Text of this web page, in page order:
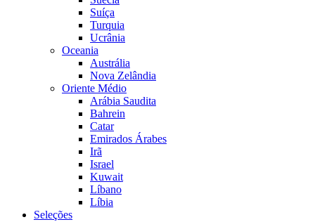
Suíça
Turquia
Ucrânia
Oceania
Austrália
Nova Zelândia
Oriente Médio
Arábia Saudita
Bahrein
Catar
Emirados Árabes
Irã
Israel
Kuwait
Líbano
Líbia
Seleções